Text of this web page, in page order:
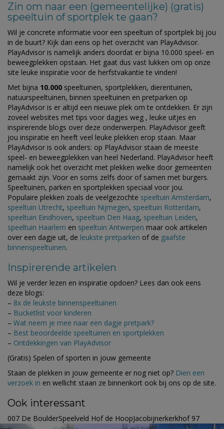
Zin om naar een (gemeentelijke) (gratis)
speeltuin of sportplek te gaan?
Wil je concrete informatie voor een speeltuin of sportplek bij jou
in de buurt? Kijk dan eens op het overzicht van PlayAdvisor.
PlayAdvisor is namelijk anders doordat er bijna 10.000 speel- en
beweegplekken opstaan. Het gaat dus vast lukken om op onze
site leuke inspiratie voor de herfstvakantie te vinden!
Met bijna 10.000 speeltuinen, sportplekken, dierentuinen,
natuurspeeltuinen, binnen speeltuinen en pretparken op
PlayAdvisor is er altijd een nieuwe plek om te ontdekken. Er zijn
zoveel websites met tips voor dagjes weg , leuke uitjes en
inspirerende blogs over deze onderwerpen. PlayAdvisor geeft
jou inspiratie en heeft veel leuke plekken erop staan. Maar
PlayAdvisor is ook anders: op PlayAdvisor staan de meeste
speel- en beweegplekken van heel Nederland. PlayAdvisor heeft
namelijk ook het overzicht met plekken welke door gemeenten
gemaakt zijn. Voor en soms zelfs door of samen met burgers.
Speeltuinen, parken en sportplekken speciaal voor jou.
Populaire plekken zoals de veelgezochte speeltuin Amsterdam,
speeltuin Utrecht, speeltuin Nijmegen, speeltuin Rotterdam,
speeltuin Eindhoven, speeltuin Den Haag, speeltuin Leiden,
speeltuin Haarlem en speeltuin Antwerpen maar ook artikelen
over een dagje uit, de leukste pretparken of de gaafste
binnenspeeltuinen.
Inspirerende artikelen
Wil je verder lezen en inspiratie opdoen? Lees dan ook eens
deze blogs:
– 8x de leukste binnenspeeltuinen
– Bucketlist voor kinderen
– Wat neem je mee naar een dagje pretpark?
– Best beoordeelde speeltuinen en sportplekken
– Ontdekkingen van PlayAdvisor
(Gratis) Spelen of sporten in jouw gemeente
Staan de plekken in jouw gemeente er nog niet op? Dien een
verzoek in en wellicht staan ze binnenkort ook bij ons op de site.
Ook interessant
007 De BoulderSpeelveld Hof de HoopJacobijnerkerkhof 97